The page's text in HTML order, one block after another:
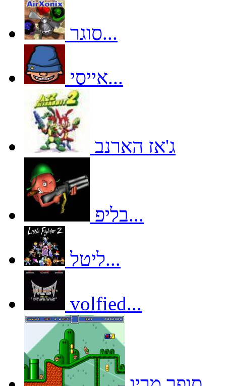
סוגר...
אייסי...
ג'אז הארנב
בליפ...
ליטל...
volfied...